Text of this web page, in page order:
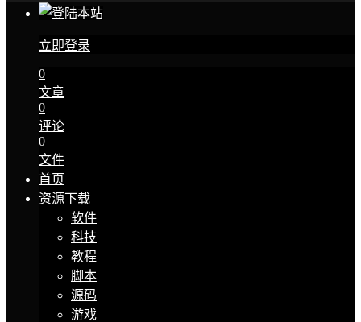
立即登录
0
文章
0
评论
0
文件
首页
资源下载
软件
科技
教程
脚本
源码
游戏